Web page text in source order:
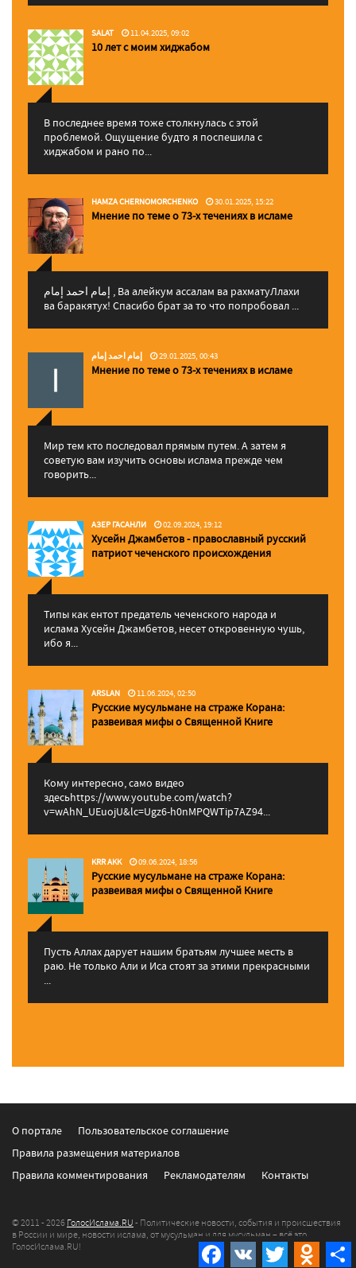
SALAT 11.04.2025, 09:02
10 лет с моим хиджабом
В последнее время тоже столкнулась с этой
проблемой. Ощущение будто я поспешила с
хиджабом и рано по...
HAMZA CHERNOMORCHENKO 30.01.2025, 15:22
Мнение по теме о 73-х течениях в исламе
إمام احمد إمام , Ва алейкум ассалам ва рахматуЛлахи
ва баракятух! Спасибо брат за то что попробовал ...
إمام احمد إمام 29.01.2025, 00:43
Мнение по теме о 73-х течениях в исламе
Мир тем кто последовал прямым путем. А затем я
советую вам изучить основы ислама прежде чем
говорить...
АЗЕР ГАСАНЛИ 02.09.2024, 19:12
Хусейн Джамбетов - православный русский
патриот чеченского происхождения
Типы как ентот предатель чеченского народа и
ислама Хусейн Джамбетов, несет откровенную чушь,
ибо я...
ARSLAN 11.06.2024, 02:50
Русские мусульмане на страже Корана:
pазвеивая мифы о Священной Книге
Кому интересно, само видео
здесьhttps://www.youtube.com/watch?
v=wAhN_UEuojU&lc=Ugz6-h0nMPQWTip7AZ94...
KRR AKK 09.06.2024, 18:56
Русские мусульмане на страже Корана:
pазвеивая мифы о Священной Книге
Пусть Аллах дарует нашим братьям лучшее месть в
раю. Не только Али и Иса стоят за этими прекрасными
...
Facebook
VK Twitter
О портале
Пользовательское соглашение
Правила размещения материалов
Правила комментирования
Рекламодателям Контакты
© 2011 - 2026 ГолосИслама.RU - Политические новости, события и происшествия
в России и мире, новости ислама, от мусульман и для мусульман – всё это
ГолосИслама.RU!